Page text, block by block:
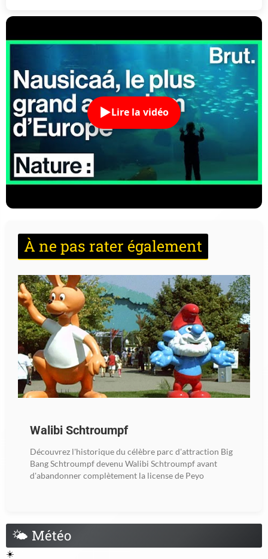
Lire la vidéo
À ne pas rater également
Walibi Schtroumpf
Découvrez l'historique du célèbre parc d'attraction Big
Bang Schtroumpf devenu Walibi Schtroumpf avant
d'abandonner complètement la license de Peyo
🌤 Météo
☀️